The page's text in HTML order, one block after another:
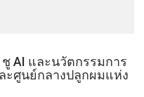
ชู AI และนวัตกรรมการ
ะศูนย์กลางปลูกผมแห่ง